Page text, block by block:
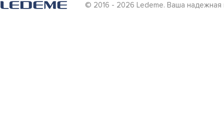
© 2016 - 2026 Ledeme. Ваша